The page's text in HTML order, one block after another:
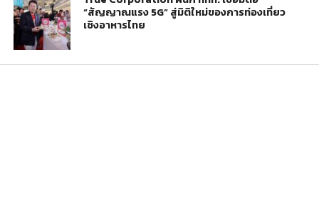
“สัญญาณแรง 5G” สู่มิติใหม่ของการท่องเที่ยว
เชิงอาหารไทย